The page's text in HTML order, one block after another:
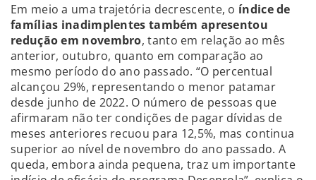
Em meio a uma trajetória decrescente, o índice de
famílias inadimplentes também apresentou
redução em novembro, tanto em relação ao mês
anterior, outubro, quanto em comparação ao
mesmo período do ano passado. “O percentual
alcançou 29%, representando o menor patamar
desde junho de 2022. O número de pessoas que
afirmaram não ter condições de pagar dívidas de
meses anteriores recuou para 12,5%, mas continua
superior ao nível de novembro do ano passado. A
queda, embora ainda pequena, traz um importante